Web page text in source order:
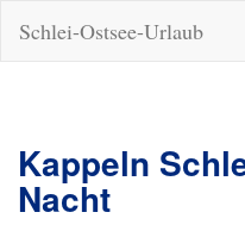
Schlei-Ostsee-Urlaub
Kappeln
Nacht